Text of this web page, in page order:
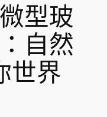
型玻
自然
世界